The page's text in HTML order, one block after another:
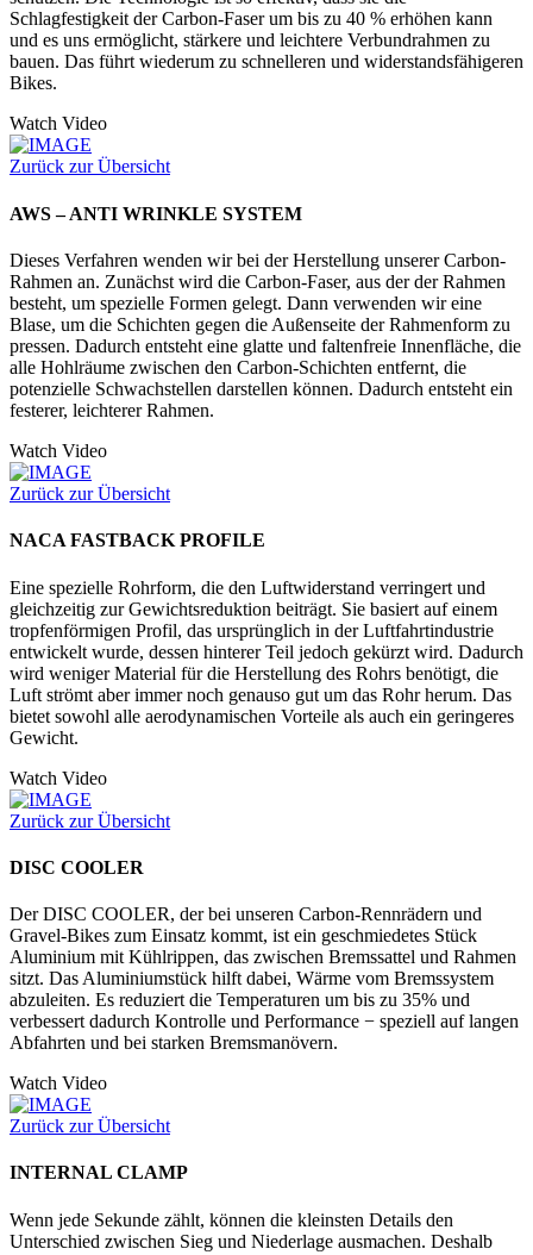
Schlagfestigkeit der Carbon-Faser um bis zu 40 % erhöhen kann
und es uns ermöglicht, stärkere und leichtere Verbundrahmen zu
bauen. Das führt wiederum zu schnelleren und widerstandsfähigeren
Bikes.
Watch Video
Zurück zur Übersicht
AWS – ANTI WRINKLE SYSTEM
Dieses Verfahren wenden wir bei der Herstellung unserer Carbon-
Rahmen an. Zunächst wird die Carbon-Faser, aus der der Rahmen
besteht, um spezielle Formen gelegt. Dann verwenden wir eine
Blase, um die Schichten gegen die Außenseite der Rahmenform zu
pressen. Dadurch entsteht eine glatte und faltenfreie Innenfläche, die
alle Hohlräume zwischen den Carbon-Schichten entfernt, die
potenzielle Schwachstellen darstellen können. Dadurch entsteht ein
festerer, leichterer Rahmen.
Watch Video
Zurück zur Übersicht
NACA FASTBACK PROFILE
Eine spezielle Rohrform, die den Luftwiderstand verringert und
gleichzeitig zur Gewichtsreduktion beiträgt. Sie basiert auf einem
tropfenförmigen Profil, das ursprünglich in der Luftfahrtindustrie
entwickelt wurde, dessen hinterer Teil jedoch gekürzt wird. Dadurch
wird weniger Material für die Herstellung des Rohrs benötigt, die
Luft strömt aber immer noch genauso gut um das Rohr herum. Das
bietet sowohl alle aerodynamischen Vorteile als auch ein geringeres
Gewicht.
Watch Video
Zurück zur Übersicht
DISC COOLER
Der DISC COOLER, der bei unseren Carbon-Rennrädern und
Gravel-Bikes zum Einsatz kommt, ist ein geschmiedetes Stück
Aluminium mit Kühlrippen, das zwischen Bremssattel und Rahmen
sitzt. Das Aluminiumstück hilft dabei, Wärme vom Bremssystem
abzuleiten. Es reduziert die Temperaturen um bis zu 35% und
verbessert dadurch Kontrolle und Performance − speziell auf langen
Abfahrten und bei starken Bremsmanövern.
Watch Video
Zurück zur Übersicht
INTERNAL CLAMP
Wenn jede Sekunde zählt, können die kleinsten Details den
Unterschied zwischen Sieg und Niederlage ausmachen. Deshalb